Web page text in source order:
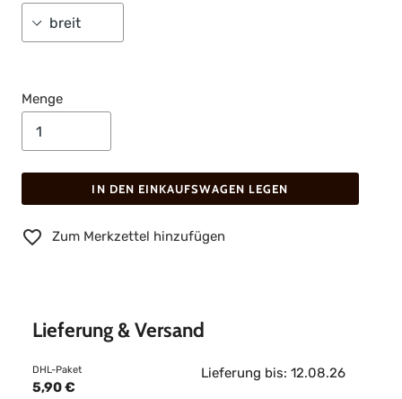
Menge
IN DEN EINKAUFSWAGEN LEGEN
Zum Merkzettel hinzufügen
Lieferung & Versand
DHL-Paket
5,90 €
Lieferung bis: 12.08.26